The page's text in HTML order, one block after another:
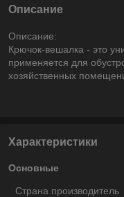
Описание
Описание:
Крючок-вешалка - это
применяется для
хозяйственных
Характеристики
Основные
Страна производитель